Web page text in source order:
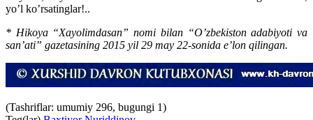
yo’l ko’rsatinglar!..
* Hikoya “Xayolimdasan” nomi bilan “O’zbekiston adabiyoti va
san’ati” gazetasining 2015 yil 29 may 22-sonida e’lon qilingan.
(Tashriflar: umumiy 296, bugungi 1)